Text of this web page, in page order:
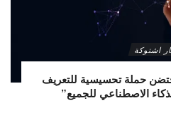
اشتوكة
حملة تحسيسية للتعريف
الاصطناعي للجميع”